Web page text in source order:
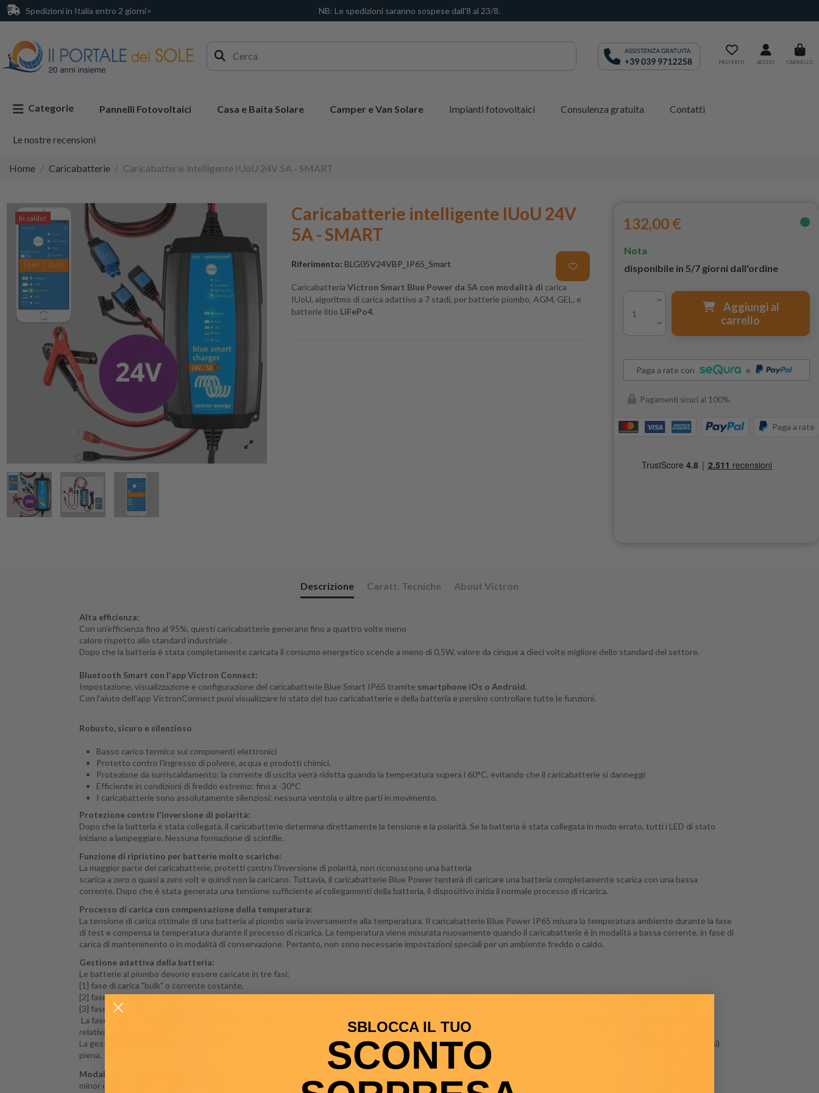
Spedizioni in Italia entro 2 giorni> NB: Le spedizioni saranno sospese dall'8 al 23/8.
PREFERITI ACCEDI CARRELLO
Categorie Pannelli Fotovoltaici Casa e Baita Solare Camper e Van Solare Impianti fotovoltaici Consulenza gratuita Contatti
Le nostre recensioni
Home Caricabatterie Caricabatterie intelligente IUoU 24V 5A - SMART
In saldo!
Caricabatterie intelligente IUoU 24V
5A - SMART
Riferimento: BLG05V24VBP_IP65_Smart
Caricabatteria Victron Smart Blue Power da 5A con modalità di carica
IUoU, algoritmo di carica adattivo a 7 stadi, per batterie piombo, AGM, GEL, e
batterie litio LiFePo4.
132,00 €
Nota
disponibile in 5/7 giorni dall'ordine
Aggiungi al
carrello
Paga a rate con e
Pagamenti sicuri al 100%.
Paga a rate
Descrizione Caratt. Tecniche About Victron
Alta efficienza:
Con un'efficienza fino al 95%, questi caricabatterie generano fino a quattro volte meno
calore rispetto allo standard industriale .
Dopo che la batteria è stata completamente caricata il consumo energetico scende a meno di 0,5W, valore da cinque a dieci volte migliore dello standard del settore.
Bluetooth Smart con l'app Victron Connect:
Impostazione, visualizzazione e configurazione del caricabatterie Blue Smart IP65 tramite smartphone iOs o Android.
Con l'aiuto dell'app VictronConnect puoi visualizzare lo stato del tuo caricabatterie e della batteria e persino controllare tutte le funzioni.
Robusto, sicuro e silenzioso
Basso carico termico sui componenti elettronici
Protetto contro l'ingresso di polvere, acqua e prodotti chimici.
Protezione da surriscaldamento: la corrente di uscita verrà ridotta quando la temperatura supera i 60°C, evitando che il caricabatterie si danneggi
Efficiente in condizioni di freddo estremo: fino a -30°C
I caricabatterie sono assolutamente silenziosi: nessuna ventola o altre parti in movimento.
Protezione contro l'inversione di polarità:
Dopo che la batteria è stata collegata, il caricabatterie determina direttamente la tensione e la polarità. Se la batteria è stata collegata in modo errato, tutti i LED di stato
iniziano a lampeggiare. Nessuna formazione di scintille.
Funzione di ripristino per batterie molto scariche:
La maggior parte dei caricabatterie, protetti contro l'inversione di polarità, non riconoscono una batteria
scarica a zero o quasi a zero volt e quindi non la caricano. Tuttavia, il caricabatterie Blue Power tenterà di caricare una batteria completamente scarica con una bassa
corrente. Dopo che è stata generata una tensione sufficiente ai collegamenti della batteria, il dispositivo inizia il normale processo di ricarica.
Processo di carica con compensazione della temperatura:
La tensione di carica ottimale di una batteria al piombo varia inversamente alla temperatura. Il caricabatterie Blue Power IP65 misura la temperatura ambiente durante la fase
di test e compensa la temperatura durante il processo di ricarica. La temperatura viene misurata nuovamente quando il caricabatterie è in modalità a bassa corrente, in fase di
carica di mantenimento o in modalità di conservazione. Pertanto, non sono necessarie impostazioni speciali per un ambiente freddo o caldo.
Gestione adattiva della batteria:
Le batterie al piombo devono essere caricate in tre fasi:
[1] fase di carica "bulk" o corrente costante,
[2] fase di "assorbimento" o tensionecostante e
[3] fase di carica "flottante" o flottante.
La fase a tensione costante deve durare diverse ore.
Ciò carica completamente la batteria e previene guasti prematuri dovuti alla solfatazione¹.
relativamente alta durante la fase a tensione costante accelera il processo di invecchiamento, poiché le piastre positive causano la corrosione della rete.
La gestione adattiva della batteria riduce la corrosione accorciando il più possibile la fase a tensione costante.
Questo è il caso in cui viene caricata una batteria già (quasi)
piena.
Modalità di rimessaggio:
minor corrosione sulle piastre positive
SBLOCCA IL TUO
SCONTO